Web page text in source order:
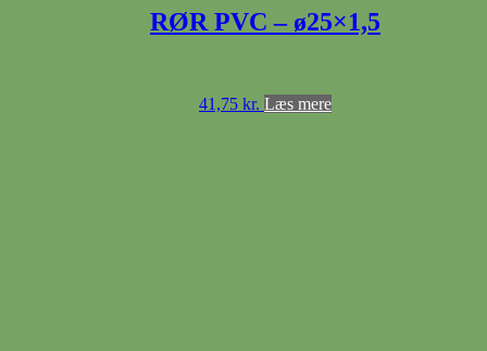
RØR PVC – ø25×1,5
41,75 kr. Læs mere